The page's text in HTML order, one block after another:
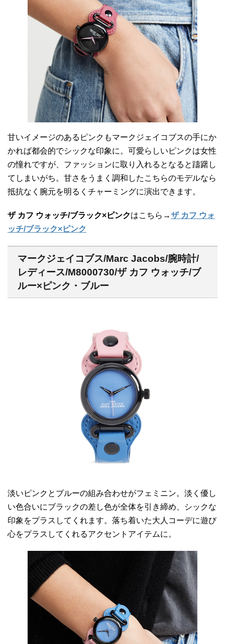
甘いイメージのあるピンクもマークジェイコブスの手にか
かれば都会的でシックな印象に。可愛らしいピンクは女性
の憧れですが、ファッションに取り入れるとなると躊躇し
てしまいがち。甘さをうまく調和したこちらのモデルなら
抵抗なく腕元を明るくチャーミングに演出できます。
ザ カフ ウォッチ/ブラック×ピンクはこちら→ザ カフ ウォ
ッチ/ブラック×ピンク
マークジェイコブス/Marc Jacobs/腕時計/
レディース/M8000730/ザ カフ ウォッチ/ブ
ルー×ピンク・ブルー
淡いピンクとブルーの組み合わせがフェミニン。淡く優し
い色合いにブラックの差し色が全体を引き締め、シックな
印象をプラスしてくれます。落ち着いた大人コーデに遊び
心をプラスしてくれるアクセントアイテムに。